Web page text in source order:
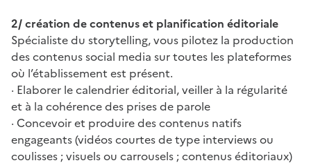
2/ création de contenus et planification éditoriale
Spécialiste du storytelling, vous pilotez la production
des contenus social media sur toutes les plateformes
où l’établissement est présent.
· Elaborer le calendrier éditorial, veiller à la régularité
et à la cohérence des prises de parole
· Concevoir et produire des contenus natifs
engageants (vidéos courtes de type interviews ou
coulisses ; visuels ou carrousels ; contenus éditoriaux)